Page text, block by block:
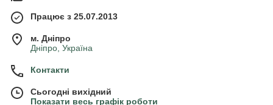
Працює з 25.07.2013
м. Дніпро
Дніпро, Україна
Контакти
Сьогодні вихідний
Показати весь графік роботи